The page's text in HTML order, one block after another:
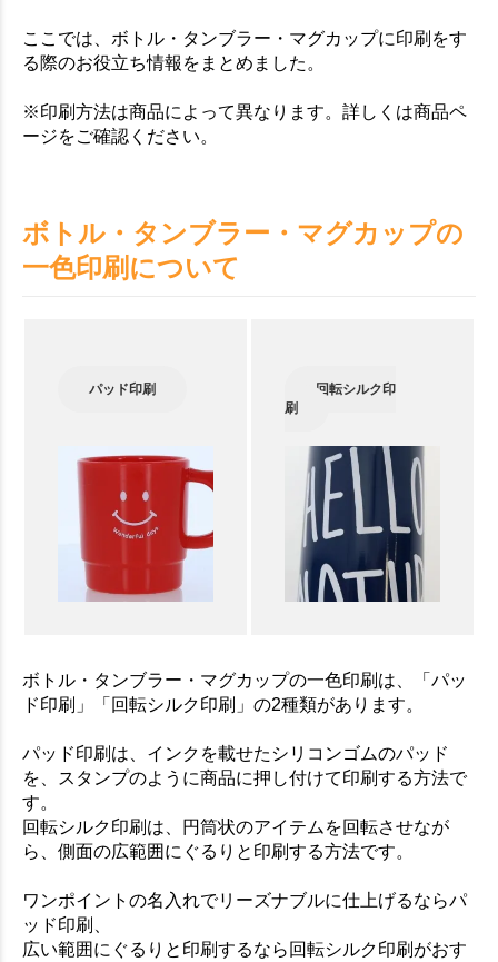
ここでは、ボトル・タンブラー・マグカップに印刷をす
る際のお役立ち情報をまとめました。
※印刷方法は商品によって異なります。詳しくは商品ペ
ージをご確認ください。
ボトル・タンブラー・マグカップの
一色印刷について
パッド印刷
回転シルク印
刷
ボトル・タンブラー・マグカップの一色印刷は、「パッ
ド印刷」「回転シルク印刷」の2種類があります。
パッド印刷は、インクを載せたシリコンゴムのパッド
を、スタンプのように商品に押し付けて印刷する方法で
す。
回転シルク印刷は、円筒状のアイテムを回転させなが
ら、側面の広範囲にぐるりと印刷する方法です。
ワンポイントの名入れでリーズナブルに仕上げるならパ
ッド印刷、
広い範囲にぐるりと印刷するなら回転シルク印刷がおす